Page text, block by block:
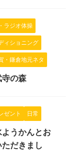
ラジオ体操
ィショニング
・鎌倉地元ネタ
の森
ゼント 日常
うかんとお
だきまし